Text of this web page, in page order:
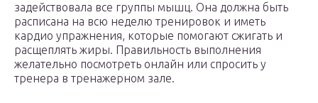
задействовала все группы мышц. Она должна быть
расписана на всю неделю тренировок и иметь
кардио упражнения, которые помогают сжигать и
расщеплять жиры. Правильность выполнения
желательно посмотреть онлайн или спросить у
тренера в тренажерном зале.